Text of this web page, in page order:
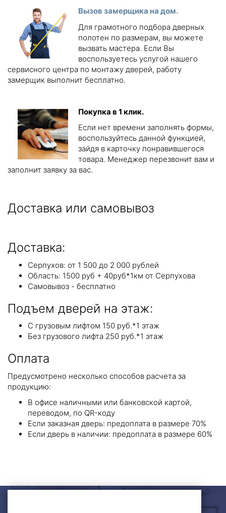
Вызов замерщика на дом.
Для грамотного подбора дверных
полотен по размерам, вы можете
вызвать мастера. Если Вы
воспользуетесь услугой нашего
сервисного центра по монтажу дверей, работу
замерщик выполнит бесплатно.
Покупка в 1 клик.
Если нет времени заполнять формы,
воспользуйтесь данной функцией,
зайдя в карточку понравившегося
товара. Менеджер перезвонит вам и
заполнит заявку за вас.
Доставка или самовывоз
Доставка:
Серпухов: от 1 500 до 2 000 рублей
Область: 1500 руб + 40руб*1км от Серпухова
Самовывоз - бесплатно
Подъем дверей на этаж:
С грузовым лифтом 150 руб.*1 этаж
Без грузового лифта 250 руб.*1 этаж
Оплата
Предусмотрено несколько способов расчета за
продукцию:
В офисе наличными или банковской картой,
переводом, по QR-коду
Если заказная дверь: предоплата в размере 70%
Если дверь в наличии: предоплата в размере 60%